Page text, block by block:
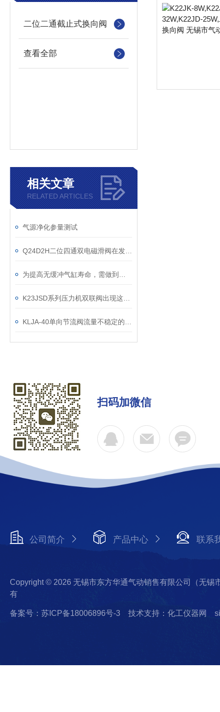
二位二通截止式换向阀
查看全部
相关文章
RELATED ARTICLES
气源净化参量测试
扫码加微信
公司简介 产品中心 联系
Copyright © 2026 无锡市东方华通气动销售有限公司（无锡
有
备案号：苏ICP备18006896号-3 技术支持：化工仪器网